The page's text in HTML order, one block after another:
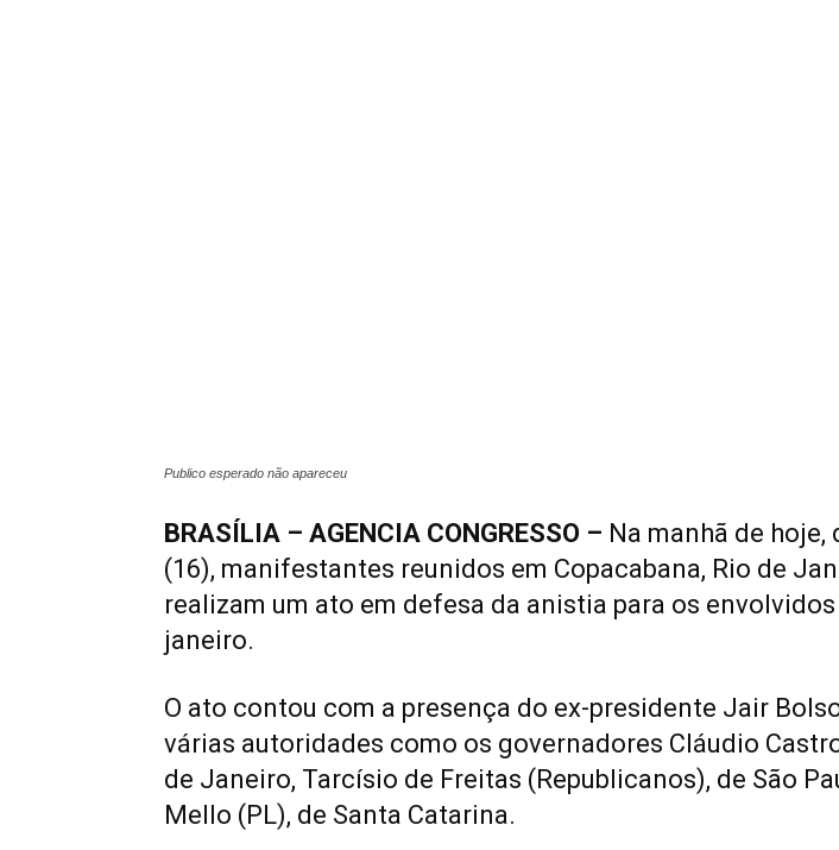
Publico esperado não apareceu
BRASÍLIA – AGENCIA CONGRESSO – Na manhã de hoje,
(16), manifestantes reunidos em Copacabana, Rio de
realizam um ato em defesa da anistia para os envolvidos
janeiro.
O ato contou com a presença do ex-presidente Jair
várias autoridades como os governadores Cláudio
de Janeiro, Tarcísio de Freitas (Republicanos), de São
Mello (PL), de Santa Catarina.